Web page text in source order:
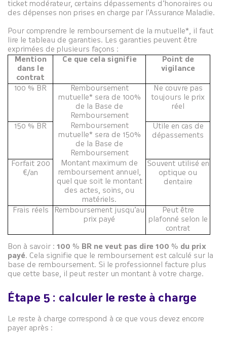
ticket modérateur, certains dépassements d’honoraires ou
des dépenses non prises en charge par l’Assurance Maladie.
Pour comprendre le remboursement de la mutuelle*, il faut
lire le tableau de garanties. Les garanties peuvent être
exprimées de plusieurs façons :
Mention
dans le
contrat
Ce que cela signifie
Point de
vigilance
100 % BR
Remboursement
mutuelle* sera de 100%
de la Base de
Remboursement
Ne couvre pas
toujours le prix
réel
150 % BR
Remboursement
mutuelle* sera de 150%
de la Base de
Remboursement
Utile en cas de
dépassements
Forfait 200
€/an
Montant maximum de
remboursement annuel,
quel que soit le montant
des actes, soins, ou
matériels.
Souvent utilisé en
optique ou
dentaire
Frais réels
Remboursement jusqu’au
prix payé
Peut être
plafonné selon le
contrat
Bon à savoir : 100 % BR ne veut pas dire 100 % du prix
payé. Cela signifie que le remboursement est calculé sur la
base de remboursement. Si le professionnel facture plus
que cette base, il peut rester un montant à votre charge.
Étape 5 : calculer le reste à charge
Le reste à charge correspond à ce que vous devez encore
payer après :